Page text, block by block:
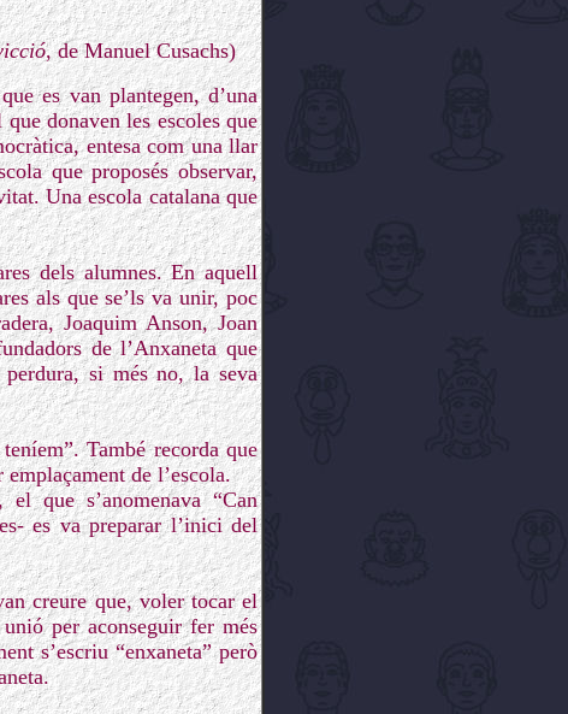
, de Manuel Cusachs)
es van plantegen, d’una
donaven les escoles que
entesa com una llar
que proposés observar,
Una escola catalana que
dels alumnes. En aquell
als que se’ls va unir, poc
Joaquim Anson, Joan
de l’Anxaneta que
si més no, la seva
També recorda que
de l’escola.
que s’anomenava “Can
es va preparar l’inici del
creure que, voler tocar el
per aconseguir fer més
s’escriu “enxaneta” però